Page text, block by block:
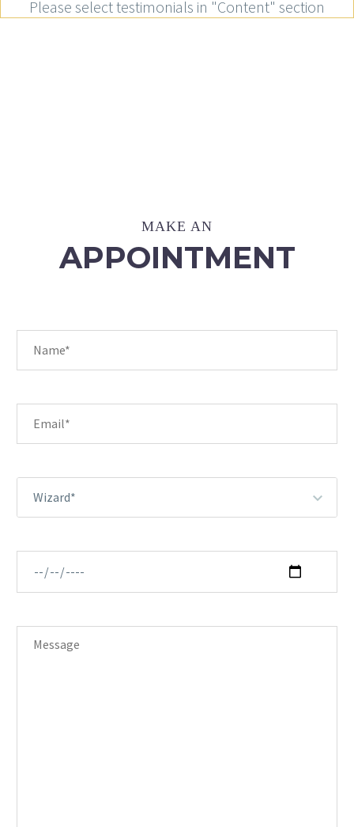
Please select testimonials in "Content" section
MAKE AN
APPOINTMENT
Wizard*